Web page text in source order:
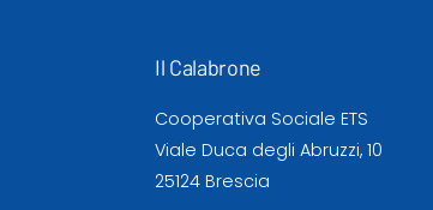
Il Calabrone
Cooperativa Sociale ETS
Viale Duca degli Abruzzi, 10
25124 Brescia